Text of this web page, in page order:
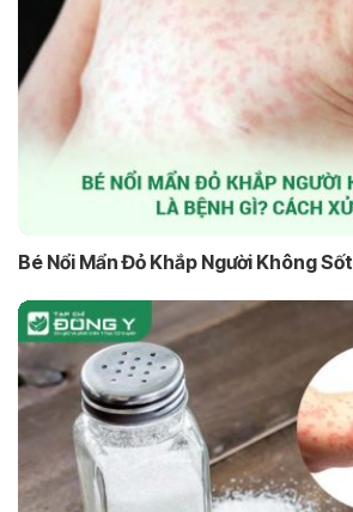
Bé Nổi Mẩn Đỏ Khắp Người Không Sốt